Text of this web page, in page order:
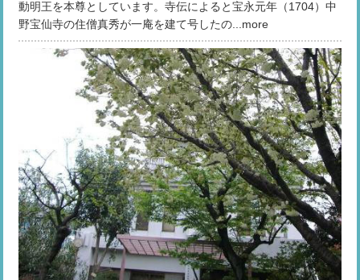
動明王を本尊としています。寺伝によると宝永元年（1704）中
野宝仙寺の住僧真秀が一庵を建て号したの...more